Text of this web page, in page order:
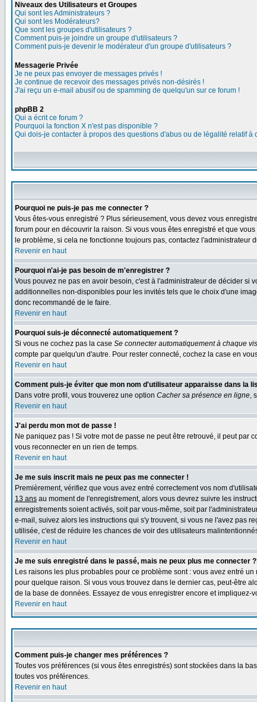
Niveaux des Utilisateurs et Groupes
Qui sont les Administrateurs ?
Qui sont les Modérateurs?
Que sont les groupes d'utilisateurs ?
Comment puis-je joindre un groupe d'utilisateurs ?
Comment puis-je devenir le modérateur d'un groupe d'utilisateurs ?
Messagerie Privée
Je ne peux pas envoyer de messages privés !
Je continue de recevoir des messages privés non-désirés !
J'ai reçu un e-mail abusif ou de spamming de quelqu'un sur ce forum !
phpBB 2
Qui a écrit ce forum ?
Pourquoi la fonction X n'est pas disponible ?
Qui dois-je contacter à propos des questions d'abus ou de légalité relatif à
Pourquoi ne puis-je pas me connecter ?
Vous êtes-vous enregistré ? Plus sérieusement, vous devez vous
forum pour en découvrir la raison. Si vous vous êtes enregistré et que
le problème, si cela ne fonctionne toujours pas, contactez l'administrateur
Revenir en haut
Pourquoi n'ai-je pas besoin de m'enregistrer ?
Vous pouvez ne pas en avoir besoin, c'est à l'administrateur de décider si
additionnelles non-disponibles pour les invités tels que le choix d'une
donc recommandé de le faire.
Revenir en haut
Pourquoi suis-je déconnecté automatiquement ?
Si vous ne cochez pas la case Se connecter automatiquement à chaque
compte par quelqu'un d'autre. Pour rester connecté, cochez la case en
Revenir en haut
Comment puis-je éviter que mon nom d'utilisateur apparaisse dans la
Dans votre profil, vous trouverez une option Cacher sa présence en ligne,
Revenir en haut
J'ai perdu mon mot de passe !
Ne paniquez pas ! Si votre mot de passe ne peut être retrouvé, il peut
vous reconnecter en un rien de temps.
Revenir en haut
Je me suis inscrit mais ne peux pas me connecter !
Premièrement, vérifiez que vous avez entré correctement vos nom
13 ans au moment de l'enregistrement, alors vous devrez suivre les
enregistrements soient activés, soit par vous-même, soit par
e-mail, suivez alors les instructions qui s'y trouvent, si vous ne l'avez pas
utilisée, c'est de réduire les chances de voir des utilisateurs
Revenir en haut
Je me suis enregistré dans le passé, mais ne peux plus me connecter
Les raisons les plus probables pour ce problème sont : vous avez entré
pour quelque raison. Si vous vous trouvez dans le dernier cas, peut-être
de la base de données. Essayez de vous enregistrer encore et impliquez-
Revenir en haut
Comment puis-je changer mes préférences ?
Toutes vos préférences (si vous êtes enregistrés) sont stockées dans la
toutes vos préférences.
Revenir en haut